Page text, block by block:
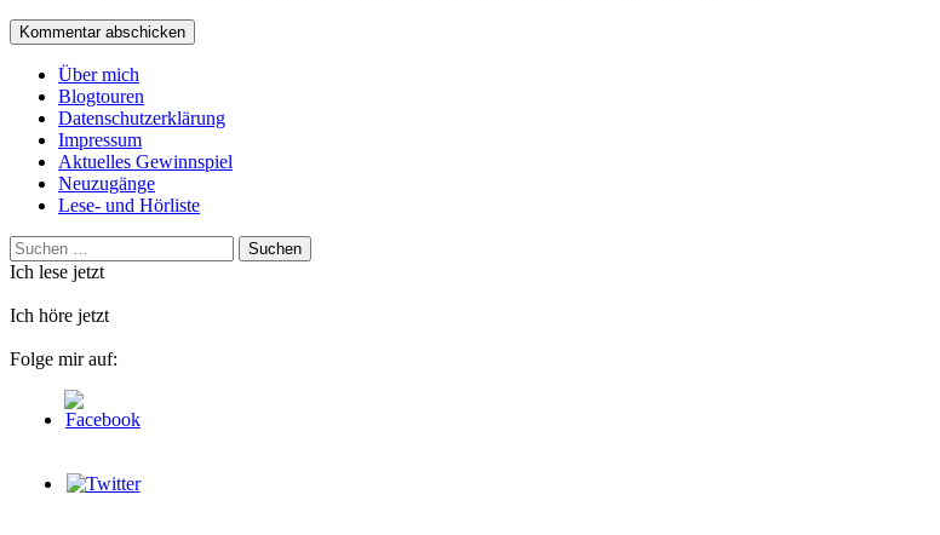
Über mich
Blogtouren
Datenschutzerklärung
Impressum
Aktuelles Gewinnspiel
Neuzugänge
Lese- und Hörliste
Suchen
nach:
Ich lese jetzt
Ich höre jetzt
Folge mir auf: